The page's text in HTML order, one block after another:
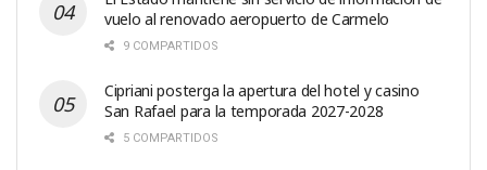
vuelo al renovado aeropuerto de Carmelo
9 COMPARTIDOS
Cipriani posterga la apertura del hotel y casino
San Rafael para la temporada 2027-2028
5 COMPARTIDOS